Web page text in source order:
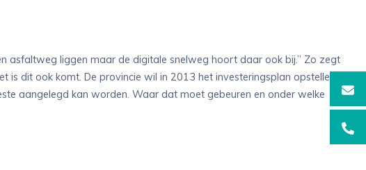
asfaltweg liggen maar de digitale snelweg hoort daar ook bij.” Zo zegt
dit ook komt. De provincie wil in 2013 het investeringsplan opstellen
aangelegd kan worden. Waar dat moet gebeuren en onder welke